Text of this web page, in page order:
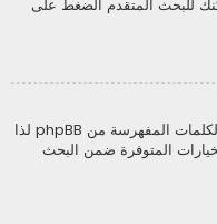
للبحث المتقدم الضغط على
من الممكن أن يكون بحثك مبهما ولا يتضمن الكلمات المفهرسة من phpBB لذا
المتوفرة ضمن البحث